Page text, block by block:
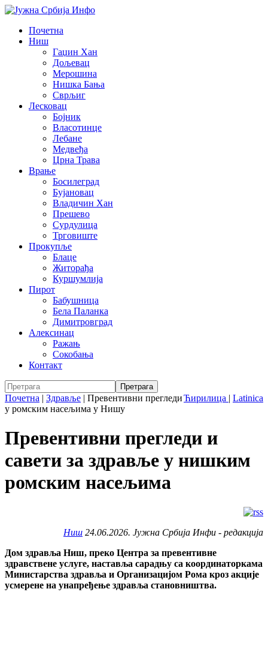
Почетна
Ниш
Гаџин Хан
Дољевац
Мерошина
Нишка Бања
Сврљиг
Лесковац
Бојник
Власотинце
Лебане
Медвеђа
Црна Трава
Врање
Босилеград
Бујановац
Владичин Хан
Прешево
Сурдулица
Трговиште
Прокупље
Блаце
Житорађа
Куршумлија
Пирот
Бабушница
Бела Паланка
Димитровград
Алексинац
Ражањ
Сокобања
Контакт
Ћирилица | Latinica
Почетна | Здравље | Превентивни прегледи
у ромским насељима у Нишу
Превентивни прегледи и
савети за здравље у нишким
ромским насељима
Ниш 24.06.2026. Јужна Србија Инфи - редакција
Дом здравља Ниш, преко Центра за превентивне
здравствене услуге, наставља сарадњу са координаторкама
Министарства здравља и Организацијом Рома кроз акције
усмерене на унапређење здравља становништва.